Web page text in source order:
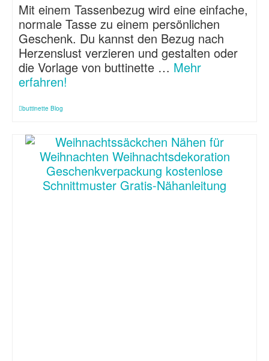
Mit einem Tassenbezug wird eine einfache,
normale Tasse zu einem persönlichen
Geschenk. Du kannst den Bezug nach
Herzenslust verzieren und gestalten oder
die Vorlage von buttinette … Mehr
erfahren!
buttinette Blog